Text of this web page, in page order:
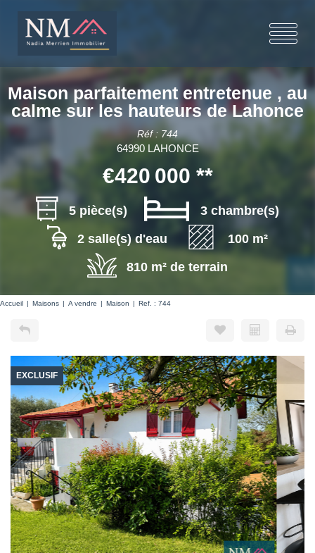
Maison parfaitement entretenue , au
calme sur les hauteurs de Lahonce
Réf : 744
64990 LAHONCE
€420 000 **
5 pièce(s)
3 chambre(s)
2 salle(s) d'eau
100 m²
810 m² de terrain
Accueil Maisons A vendre Maison Ref. : 744
EXCLUSIF